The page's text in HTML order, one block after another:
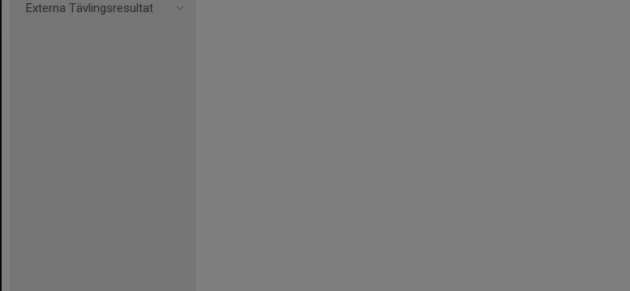
Externa Tävlingsresultat